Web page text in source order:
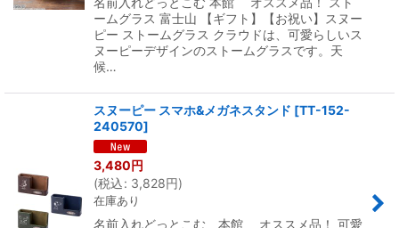
ームグラス 富士山 【ギフト】【お祝い】スヌー
ピー ストームグラス クラウドは、可愛らしいス
ヌーピーデザインのストームグラスです。天
候…
スヌーピー スマホ&メガネスタンド [TT-152-
240570]
3,480円
(税込: 3,828円)
在庫あり
名前入れどっとこむ 本館 オススメ品！ 可愛